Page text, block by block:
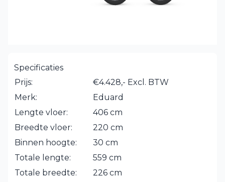
Specificaties
Prijs:
€4.428,- Excl. BTW
Merk:
Eduard
Lengte vloer:
406 cm
Breedte vloer:
220 cm
Binnen hoogte:
30 cm
Totale lengte:
559 cm
Totale breedte:
226 cm